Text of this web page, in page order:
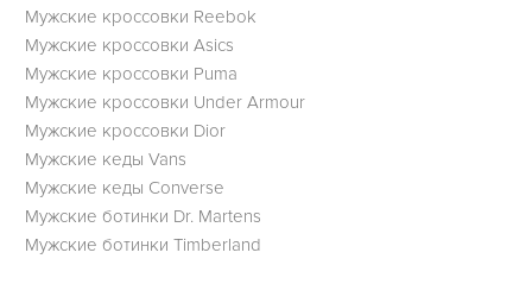
Мужские кроссовки Reebok
Мужские кроссовки Asics
Мужские кроссовки Puma
Мужские кроссовки Under Armour
Мужские кроссовки Dior
Мужские кеды Vans
Мужские кеды Converse
Мужские ботинки Dr. Martens
Мужские ботинки Timberland